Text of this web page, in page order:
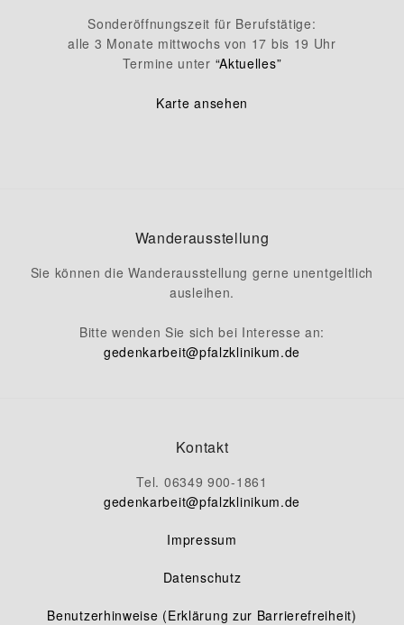
Sonderöffnungszeit für Berufstätige:
alle 3 Monate mittwochs von 17 bis 19 Uhr
Termine unter “Aktuelles”
Karte ansehen
Wanderausstellung
Sie können die Wanderausstellung gerne unentgeltlich
ausleihen.
Bitte wenden Sie sich bei Interesse an:
gedenkarbeit@pfalzklinikum.de
Kontakt
Tel. 06349 900-1861
gedenkarbeit@pfalzklinikum.de
Impressum
Datenschutz
Benutzerhinweise (Erklärung zur Barrierefreiheit)